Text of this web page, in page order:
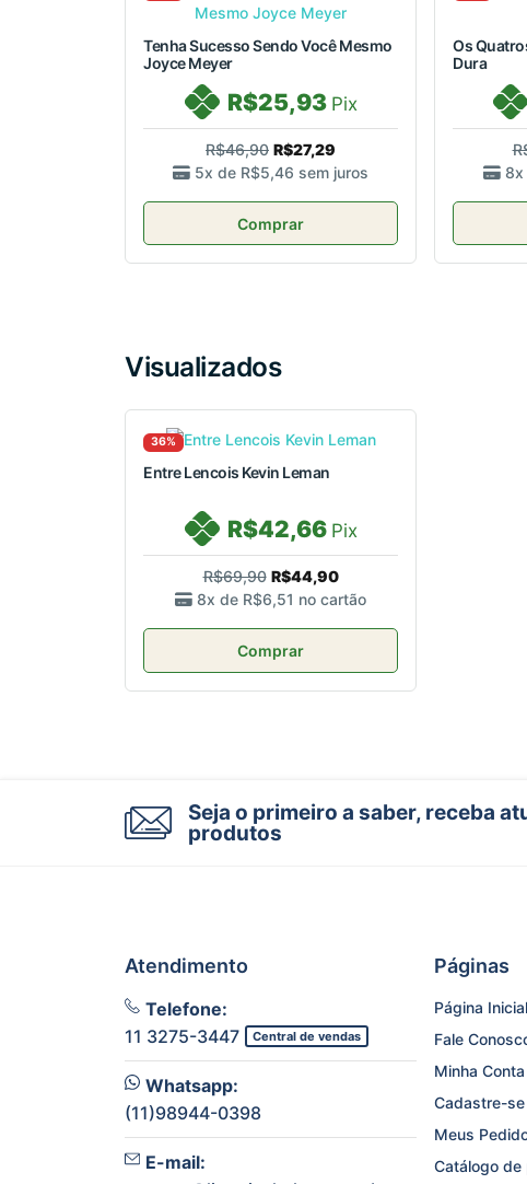
Tenha Sucesso Sendo Você Mesmo
Joyce Meyer
R$25,93 Pix
R$46,90 R$27,29
5x de R$5,46 sem juros
Comprar
Os
Dura
8x
Visualizados
36%
Entre Lencois Kevin Leman
R$42,66 Pix
R$69,90 R$44,90
8x de R$6,51 no cartão
Comprar
Seja o primeiro a saber, receba
produtos
Atendimento
Telefone:
11 3275-3447
Central de vendas
Whatsapp:
(11)98944-0398
E-mail:
Páginas
Página Inicial
Fale
Minha Conta
Cadastre-se
Meus
Catálogo de